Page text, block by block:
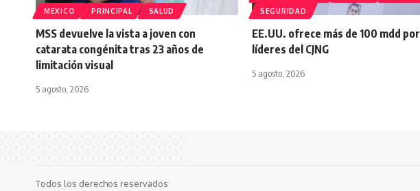
MEXICO PRINCIPAL SALUD
MSS devuelve la vista a joven con
catarata congénita tras 23 años de
limitación visual
5 agosto, 2026
SEGURIDAD
EE.UU. ofrece más de 100 mdd por
líderes del CJNG
5 agosto, 2026
Todos los derechos reservados